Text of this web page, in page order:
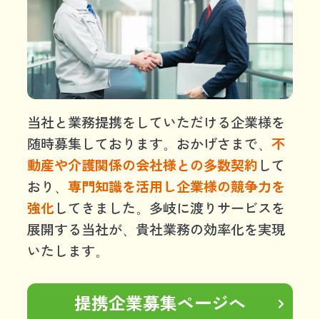
当社と業務提携をしていただける企業様を
随時募集しております。おかげさまで、不
動産や介護関係の会社様との多数契約 して
おり、専門知識を活用し企業様の競争力を
強化 してきました。多岐に渡りサービスを
展開する当社が、貴社業務の効率化を実現
いたします。
提携企業募集ページへ